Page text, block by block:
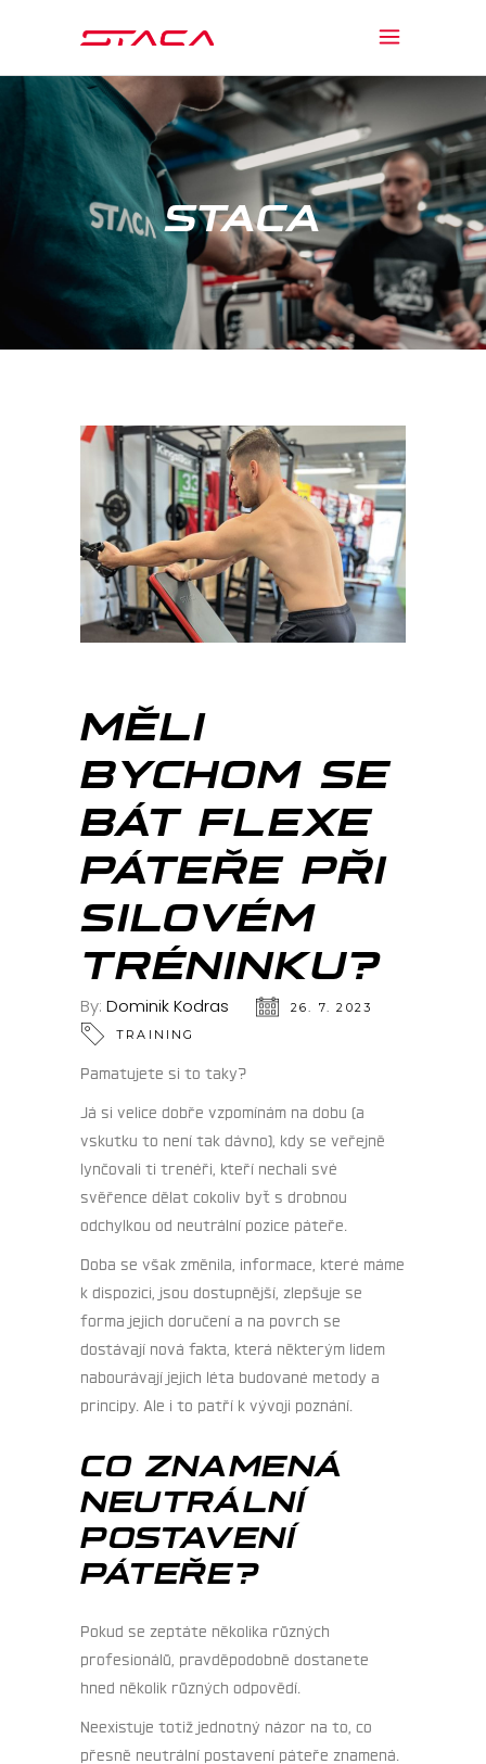
STACA
MĚLI
BYCHOM SE
BÁT FLEXE
PÁTEŘE PŘI
SILOVÉM
TRÉNINKU?
By: Dominik Kodras
26. 7. 2023
TRAINING
Pamatujete si to taky?
Já si velice dobře vzpomínám na dobu (a
vskutku to není tak dávno), kdy se veřejně
lynčovali ti trenéři, kteří nechali své
svěřence dělat cokoliv byť s drobnou
odchylkou od neutrální pozice páteře.
Doba se však změnila, informace, které máme
k dispozici, jsou dostupnější, zlepšuje se
forma jejich doručení a na povrch se
dostávají nová fakta, která některým lidem
nabourávají jejich léta budované metody a
principy. Ale i to patří k vývoji poznání.
CO ZNAMENÁ
NEUTRÁLNÍ
POSTAVENÍ
PÁTEŘE?
Pokud se zeptáte několika různých
profesionálů, pravděpodobně dostanete
hned několik různých odpovědí.
Neexistuje totiž jednotný názor na to, co
přesně neutrální postavení páteře znamená.